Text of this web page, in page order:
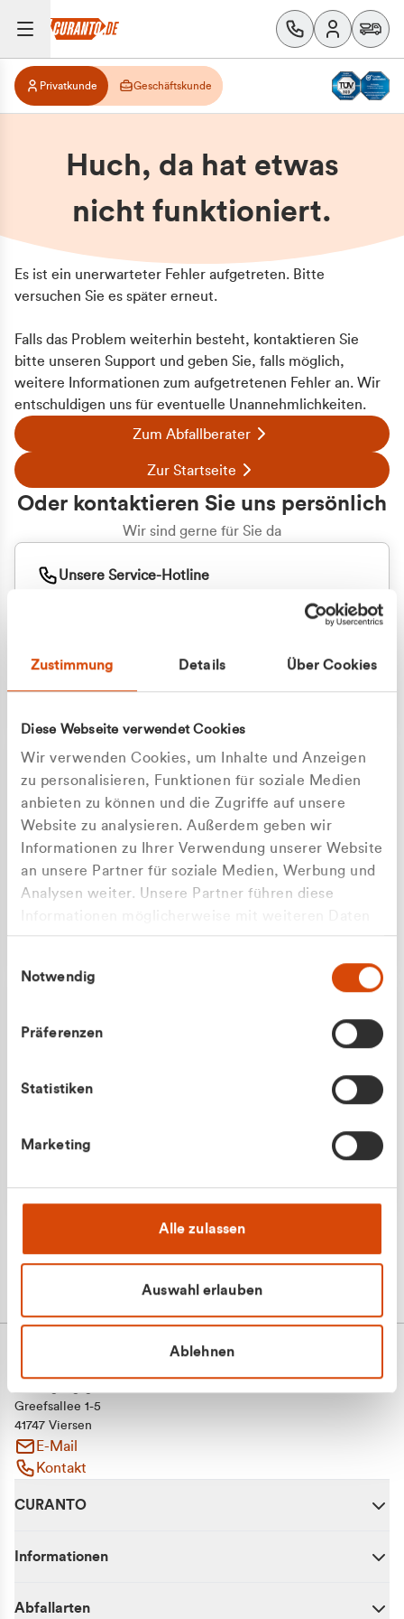
Zustimmung Details Über Cookies
Diese Webseite verwendet Cookies
Wir verwenden Cookies, um Inhalte und Anzeigen
zu personalisieren, Funktionen für soziale Medien
anbieten zu können und die Zugriffe auf unsere
Website zu analysieren. Außerdem geben wir
Informationen zu Ihrer Verwendung unserer Website
an unsere Partner für soziale Medien, Werbung und
Analysen weiter. Unsere Partner führen diese
zusammen, die Sie ihnen bereitgestellt haben oder
gesammelt haben.
Notwendig
Präferenzen
Statistiken
Marketing
Alle zulassen
Auswahl erlauben
Ablehnen
Privatkunde Geschäftskunde
Huch, da hat etwas
nicht funktioniert.
Es ist ein unerwarteter Fehler aufgetreten. Bitte
versuchen Sie es später erneut.
Falls das Problem weiterhin besteht, kontaktieren Sie
bitte unseren Support und geben Sie, falls möglich,
weitere Informationen zum aufgetretenen Fehler an. Wir
entschuldigen uns für eventuelle Unannehmlichkeiten.
Zum Abfallberater
Zur Startseite
Oder kontaktieren Sie uns persönlich
Wir sind gerne für Sie da
Unsere Service-Hotline
+49 177 8376058
Apilash Balanesan
Greefsallee 1-5
41747 Viersen
E-Mail
Kontakt
CURANTO
Informationen
Abfallarten